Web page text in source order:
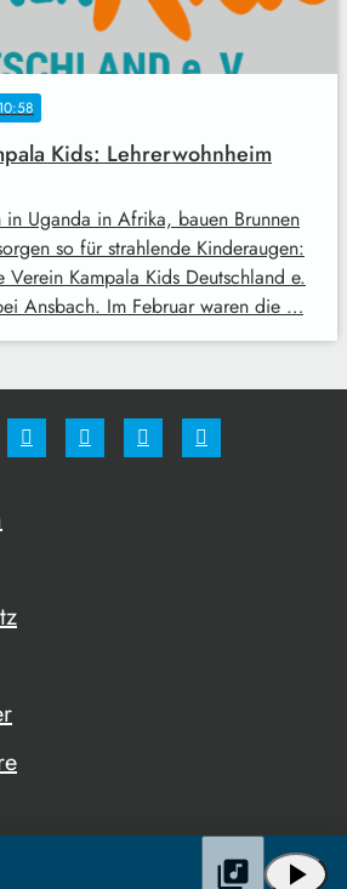
Kids: Lehrerwohnheim
Uganda in Afrika, bauen Brunnen
so für strahlende Kinderaugen:
Verein Kampala Kids Deutschland e.
Ansbach. Im Februar waren die …
play_arrow
library_music